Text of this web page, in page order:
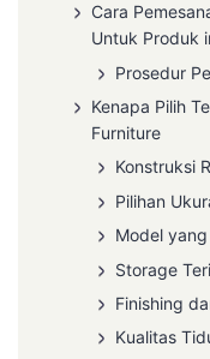
Cara
Untuk Produk
Prosedur
Kenapa Pilih
Furniture
Konstruksi
Pilihan
Model
Storage
Finishing
Kualitas